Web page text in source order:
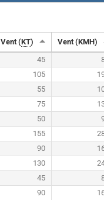
Vent (KT) Vent (KMH)
45
105
55
75
50
155
90
130
45
90